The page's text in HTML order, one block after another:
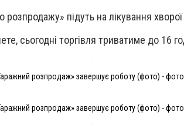
розпродажу» підуть на лікування
сьогодні торгівля триватиме до 16
розпродаж» завершує роботу (фото) - фото
розпродаж» завершує роботу (фото) -